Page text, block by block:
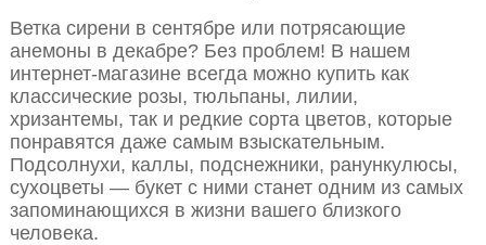
Ветка сирени в сентябре или потрясающие
анемоны в декабре? Без проблем! В нашем
интернет-магазине всегда можно купить как
классические розы, тюльпаны, лилии,
хризантемы, так и редкие сорта цветов, которые
понравятся даже самым взыскательным.
Подсолнухи, каллы, подснежники, ранункулюсы,
сухоцветы — букет с ними станет одним из самых
запоминающихся в жизни вашего близкого
человека.